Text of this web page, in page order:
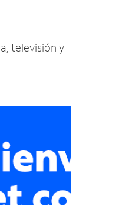
televisión y